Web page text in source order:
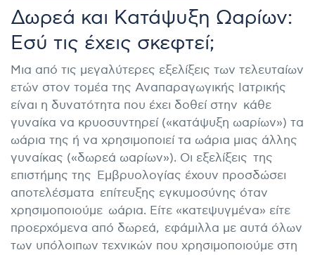
Δωρεά και Κατάψυξη Ωαρίων:
Εσύ τις έχεις σκεφτεί;
Μια από τις μεγαλύτερες εξελίξεις των τελευταίων
ετών στον τομέα της Αναπαραγωγικής Ιατρικής
είναι η δυνατότητα που έχει δοθεί στην κάθε
γυναίκα να κρυοσυντηρεί («κατάψυξη ωαρίων») τα
ωάρια της ή να χρησιμοποιεί τα ωάρια μιας άλλης
γυναίκας («δωρεά ωαρίων»). Οι εξελίξεις της
επιστήμης της Εμβρυολογίας έχουν προσδώσει
αποτελέσματα επίτευξης εγκυμοσύνης όταν
χρησιμοποιούμε ωάρια. Είτε «κατεψυγμένα» είτε
προερχόμενα από δωρεά, εφάμιλλα με αυτά όλων
των υπόλοιπων τεχνικών που χρησιμοποιούμε στη